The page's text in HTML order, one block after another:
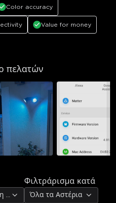
Color accuracy
Value for money
πελατών
Αξιολόγηση
Φιλτράρισμα κατά
Όλα τα Αστέρια